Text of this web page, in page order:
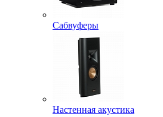
Сабвуферы
Настенная акустика